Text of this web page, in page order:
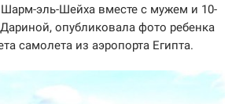
Шарм-эль-Шейха вместе с мужем и 10-
опубликовала фото ребенка
самолета из аэропорта Египта.